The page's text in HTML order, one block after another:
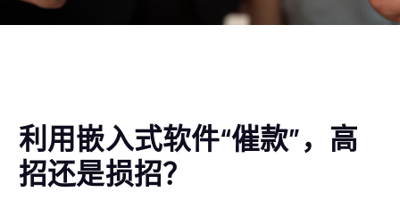
利用嵌入式软件“催款”，高
招还是损招？